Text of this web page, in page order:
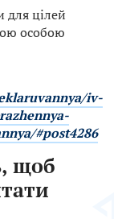
для цілей
особою
iv-
#post4286
щоб